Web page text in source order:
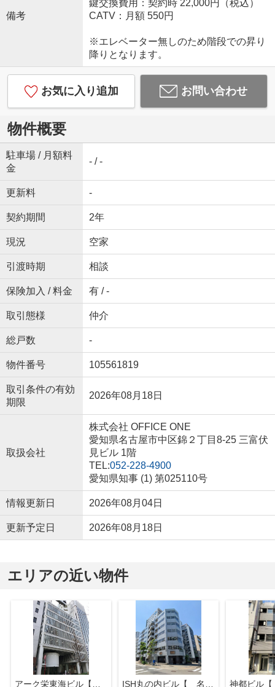
備考
鍵交換費用：契約時 22,000円（税込）
CATV：月額 550円
※エレベーター無しのため階段での昇り
降りとなります。
お気に入り追加 お問い合わせ
物件概要
駐車場 / 月額料
金
- / -
更新料 -
契約期間 2年
現況 空家
引渡時期 相談
保険加入 / 料金 有 / -
取引態様 仲介
総戸数 -
物件番号 105561819
取引条件の有効
期限
2026年08月18日
取扱会社
株式会社 OFFICE ONE
愛知県名古屋市中区錦２丁目8-25 三富伏
見ビル 1階
TEL:052-228-4900
愛知県知事 (1) 第025110号
情報更新日 2026年08月04日
更新予定日 2026年08月18日
エリアの近い物件